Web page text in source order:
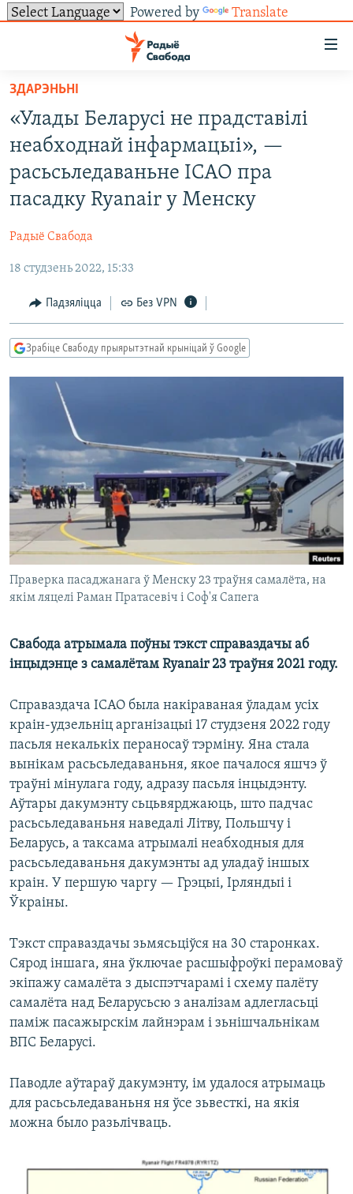
Powered by Translate
ўнівэрсальнага
доступу
Перайсьці
галоўнага
зьместу
Перайсьці
да
галоўнай
Перайсьці
пошуку
УСЕ НАВІНЫ
ВАЙНА
БЕЛАРУСЫ НА ВАЙНЕ
КУЛЬТУРА
КАЛЯНДАР
ТОЛЬКІ НА СВАБОДЗЕ
КНІГІ
АЎДЫЁКНІГІ
МОВА
НА ХВАЛЯХ СВАБОДЫ
АБЫСЬЦІ БЛЯКАВАНЬНЕ
ПАДПІСАЦЦА
FACEBOOK
TWITTER
САЧЫЦЕ ЗА АБНАЎЛЕНЬНЯМІ
Усе сайты РС/РСЭ
ЗДАРЭНЬНІ
«Улады Беларусі не прадставілі
неабходнай інфармацыі», —
расьсьледаваньне ІCАО пра
пасадку Ryanair у Менску
Радыё Свабода
18 студзень 2022, 15:33
Падзяліцца Без VPN
Зрабіце Свабоду прыярытэтнай крыніцай ў Google
Праверка пасаджанага ў Менску 23 траўня самалёта, на
якім ляцелі Раман Пратасевіч і Соф'я Сапега
Свабода атрымала поўны тэкст справаздачы аб
інцыдэнце з самалётам Ryanair 23 траўня 2021 году.
Справаздача ІCАО была накіраваная ўладам усіх
краін-удзельніц арганізацыі 17 студзеня 2022 году
пасьля некалькіх пераносаў тэрміну. Яна стала
вынікам расьсьледаваньня, якое пачалося яшчэ ў
траўні мінулага году, адразу пасьля інцыдэнту.
Аўтары дакумэнту сьцьвярджаюць, што падчас
расьсьледаваньня наведалі Літву, Польшчу і
Беларусь, а таксама атрымалі неабходныя для
расьсьледаваньня дакумэнты ад уладаў іншых
краін. У першую чаргу — Грэцыі, Ірляндыі і
Ўкраіны.
Тэкст справаздачы зьмясьціўся на 30 старонках.
Сярод іншага, яна ўключае расшыфроўкі перамоваў
экіпажу самалёта з дыспэтчарамі і схему палёту
самалёта над Беларусьсю з аналізам адлегласьці
паміж пасажырскім лайнэрам і зьнішчальнікам
ВПС Беларусі.
Паводле аўтараў дакумэнту, ім удалося атрымаць
для расьсьледаваньня ня ўсе зьвесткі, на якія
можна было разьлічваць.